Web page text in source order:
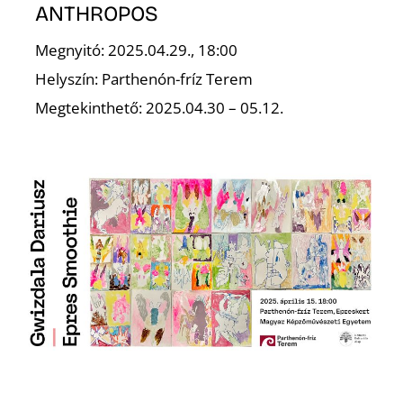
ANTHROPOS
Megnyitó: 2025.04.29., 18:00
Helyszín: Parthenón-fríz Terem
Megtekinthető: 2025.04.30 – 05.12.